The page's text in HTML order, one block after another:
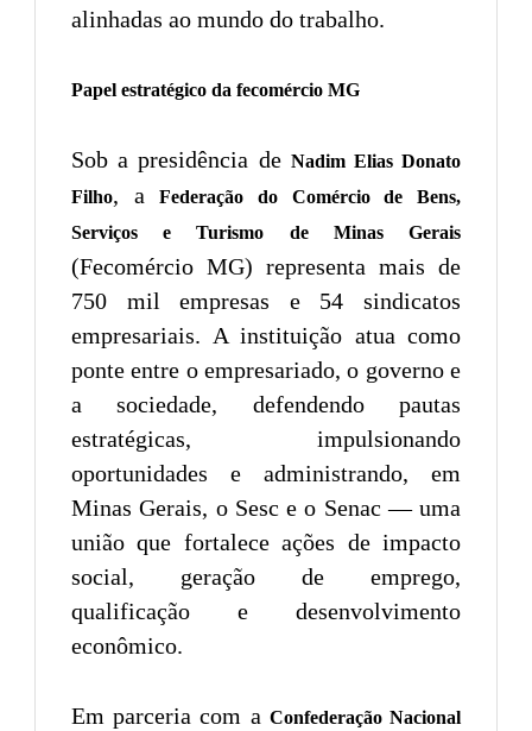
alinhadas ao mundo do trabalho.
Papel estratégico da fecomércio MG
Sob a presidência de Nadim Elias Donato
Filho, aFederação do Comércio de Bens,
Serviços e Turismo de Minas Gerais
(Fecomércio MG) representa mais de
750 mil empresas e 54 sindicatos
empresariais. A instituição atua como
ponte entre o empresariado, o governo e
a sociedade, defendendo pautas
estratégicas, impulsionando
oportunidades e administrando, em
Minas Gerais, o Sesc e o Senac — uma
união que fortalece ações de impacto
social, geração de emprego,
qualificação e desenvolvimento
econômico.
Em parceria com a Confederação Nacional